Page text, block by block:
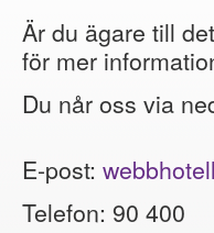
Är du ägare till
för mer
Du når oss via
E-post:
Telefon: 90 400